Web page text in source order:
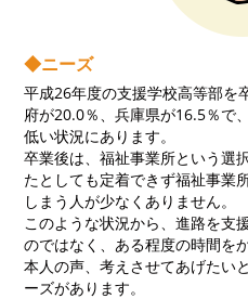
◆ニーズ
平成26年度の支援学校高等部を
府が20.0％、兵庫県が16.5％で
低い状況にあります。
卒業後は、福祉事業所という選
たとしても定着できず福祉事業
しまう人が少なくありません。
このような状況から、進路を支
のではなく、ある程度の時間を
本人の声、考えさせてあげたい
ーズがあります。